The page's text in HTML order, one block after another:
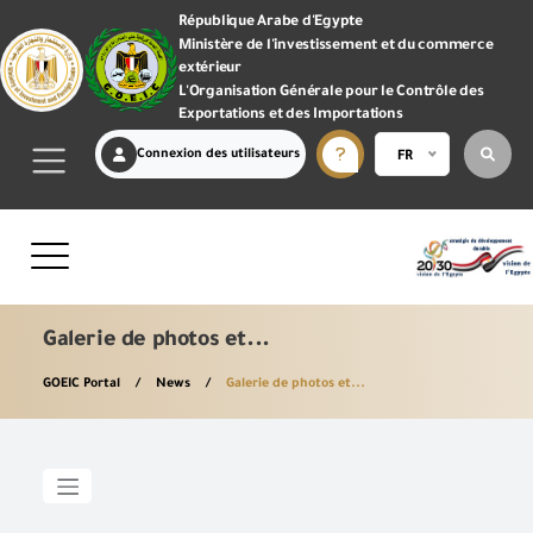
République Arabe d'Egypte
Ministère de l'investissement et du commerce
extérieur
L'Organisation Générale pour le Contrôle des
Exportations et des Importations
Connexion des utilisateurs FR
Galerie de photos et...
GOEIC Portal News Galerie de photos et...